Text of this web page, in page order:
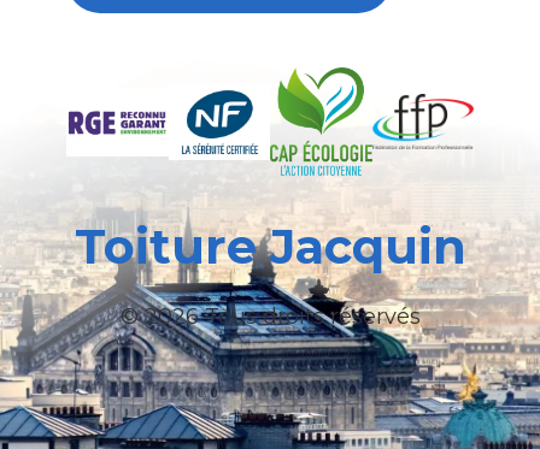
Toiture Jacquin
© 2026 Tous droits réservés